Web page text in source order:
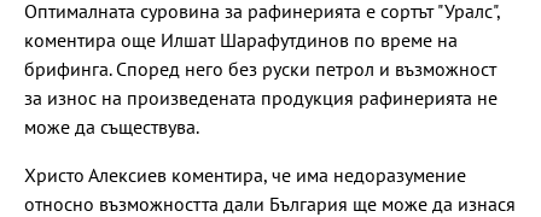
Оптималната суровина за рафинерията е сортът "Уралс",
коментира още Илшат Шарафутдинов по време на
брифинга. Според него без руски петрол и възможност
за износ на произведената продукция рафинерията не
може да съществува.
Христо Алексиев коментира, че има недоразумение
относно възможността дали България ще може да изнася